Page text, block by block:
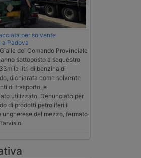
per solvente
a Padova
del Comando Provinciale
sottoposto a sequestro
litri di benzina di
dichiarata come solvente
di trasporto, e
utilizzato. Denunciato per
di prodotti petroliferi il
del mezzo, fermato